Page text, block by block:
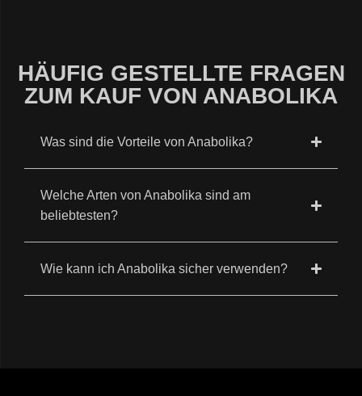
HÄUFIG GESTELLTE FRAGEN
ZUM KAUF VON ANABOLIKA
Was sind die Vorteile von Anabolika?
Welche Arten von Anabolika sind am
beliebtesten?
Wie kann ich Anabolika sicher verwenden?